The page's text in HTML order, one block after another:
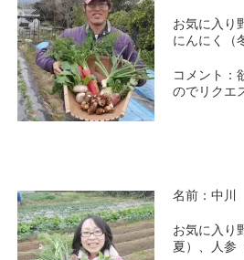
お気に入り
にんにく（
コメント：
のでリクエ
名前：中
お気に入り
夏）、人参